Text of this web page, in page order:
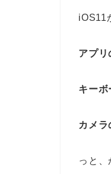
iOS11
アプリ
キーボ
カメ
っと、